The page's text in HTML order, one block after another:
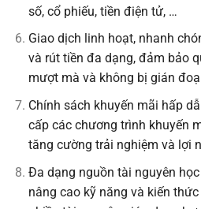
số, cổ phiếu, tiền điện tử, …
Giao dịch linh hoạt, nhanh
và rút tiền đa dạng, đảm bảo
mượt mà và không bị gián
Chính sách khuyến mãi hấp
cấp các chương trình khuyến
tăng cường trải nghiệm và lợi
Đa dạng nguồn tài nguyên
nâng cao kỹ năng và kiến